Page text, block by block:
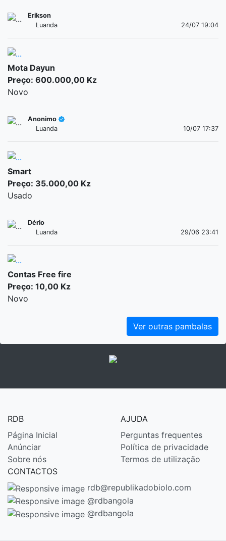
Erikson
Luanda
24/07 19:04
Mota Dayun
Preço: 600.000,00 Kz
Novo
Anonimo
Luanda
10/07 17:37
Smart
Preço: 35.000,00 Kz
Usado
Dério
Luanda
29/06 23:41
Contas Free fire
Preço: 10,00 Kz
Novo
Ver outras pambalas
RDB
Página Inicial
Anúnciar
Sobre nós
AJUDA
Perguntas frequentes
Política de privacidade
Termos de utilização
CONTACTOS
rdb@republikadobiolo.com
@rdbangola
@rdbangola